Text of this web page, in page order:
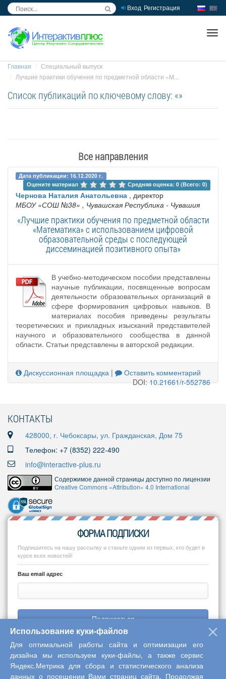
Вход Регистрация
Главная
Специальный выпуск
Лучшие практики обучения по предметной области «М...
Список публикаций по ключевому слову: «»
Все направления
Дата публикации: 16.12.2020 г.
Оцените материал
Средняя оценка: 0 (Всего: 0)
Чернова Наталия Анатольевна , директор
МБОУ «СОШ №38» , Чувашская Республика - Чувашия
«Лучшие практики обучения по предметной области
«Математика» с использованием цифровой
образовательной среды с последующей
диссеминацией позитивного опыта»
В учебно-методическом пособии представлены
научные публикации, посвященные вопросам
деятельности образовательных организаций в
сфере формирования цифровых навыков. В
материалах пособия приведены результаты
теоретических и прикладных изысканий представителей
научного и образовательного сообщества в данной
области. Статьи представлены в авторской редакции.
Дискуссионная площадка |
Оставить комментарий
DOI:10.21661/r-552786
КОНТАКТЫ
428000, г. Чебоксары, ул. Гражданская, Дом 75
Телефон: +7 (8352) 222-490
info@interactive-plus.ru
Содержимое данной страницы доступно по лицензии
Creative Commons «Attribution» 4.0 International
ФОРМА ПОДПИСКИ
Подпишитесь на нашу рассылку и станьте одним из первых, кто будет в
курсе всех новостей!
Ваш email адрес
Подписаться
Copyright © 2013-2026 Центр научного сотрудничества «Интерактив
Использование куки-файлов
Для оптимальной работы сайта и оптимизации его
дизайна мы используем куки-файлы, а также сервис
Яндекс.Метрика для сбора и статистического анализа
данных о посещении Вами страниц сайта. Продолжая